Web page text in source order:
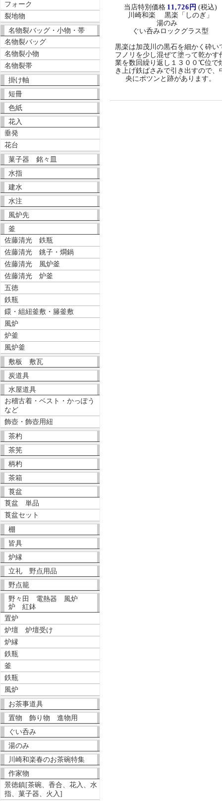
フォーク
裂地物
名物裂バッグ・小物・帯
名物裂バッグ
名物裂小物
名物裂帯
掛け軸
短冊
色紙
花入
垂発
花台
菓子器 銘々皿
水指
建水
水注
風炉先
釜
佐藤清光 鉄瓶
佐藤清光 銚子・燗鍋
佐藤清光 風炉釜
佐藤清光 炉釜
五徳
鉄瓶
鐶・組紐釜敷・籐釜敷
風炉
炉釜
風炉釜
敷板 敷瓦
炭道具
水屋道具
お稽古着・ベスト・かっぽう
など
飾壺・飾壺用紐
茶杓
茶筅
柄杓
茶箱
莨盆
莨盆 単品
莨盆セット
棚
皆具
炉縁
立礼 野点用品
野点籠
野々田 電熱器 風炉
炉 紅鉢
置炉
炉壇 炉壇受け
炉縁
鉄瓶
釜
鉄瓶
風炉
お茶事道具
置物 飾り物 進物用
ぐい呑み
湯のみ
川崎和楽春のお茶碗特集
作家物
景徳鎮[茶碗、香合、花入、水
指、菓子器、火入]
当店特別価格 11,726円 (税込)
川崎和楽 黒楽「しのぎ」
湯のみ
ぐい呑みロックグラス型
黒楽は加茂川の黒石を細かく砕い
フノリを少し混ぜて塗って乾かす
業を数回繰り返し１３００℃位で
き上げ鉄ばさみで引き出すので、
央にポツンと跡があります。